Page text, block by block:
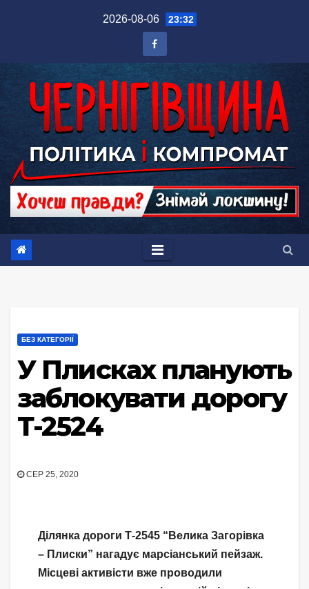
2026-08-06 23:32
БЕЗ КАТЕГОРІЇ
У Плисках планують
заблокувати дорогу
Т-2524
СЕР 25, 2020
Ділянка дороги Т-2545 “Велика Загорівка
– Плиски” нагадує марсіанський пейзаж.
Місцеві активісти вже проводили